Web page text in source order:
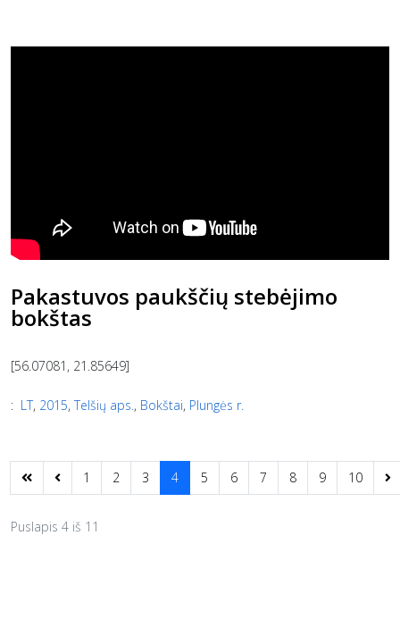
Pakastuvos paukščių stebėjimo
bokštas
[56.07081, 21.85649]
: LT, 2015, Telšių aps., Bokštai, Plungės r.
1 2 3 4 5 6 7 8 9 10
Puslapis 4 iš 11